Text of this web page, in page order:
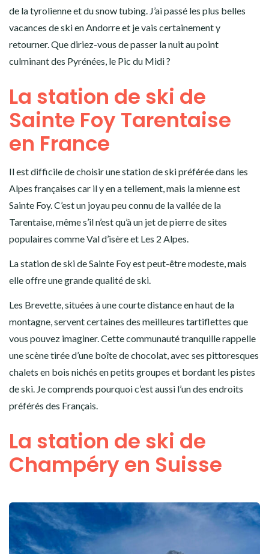
de la tyrolienne et du snow tubing. J’ai passé les plus belles
vacances de ski en Andorre et je vais certainement y
retourner. Que diriez-vous de passer la nuit au point
culminant des Pyrénées, le Pic du Midi ?
La station de ski de
Sainte Foy Tarentaise
en France
Il est difficile de choisir une station de ski préférée dans les
Alpes françaises car il y en a tellement, mais la mienne est
Sainte Foy. C’est un joyau peu connu de la vallée de la
Tarentaise, même s’il n’est qu’à un jet de pierre de sites
populaires comme Val d’isère et Les 2 Alpes.
La station de ski de Sainte Foy est peut-être modeste, mais
elle offre une grande qualité de ski.
Les Brevette, situées à une courte distance en haut de la
montagne, servent certaines des meilleures tartiflettes que
vous pouvez imaginer. Cette communauté tranquille rappelle
une scène tirée d’une boîte de chocolat, avec ses pittoresques
chalets en bois nichés en petits groupes et bordant les pistes
de ski. Je comprends pourquoi c’est aussi l’un des endroits
préférés des Français.
La station de ski de
Champéry en Suisse